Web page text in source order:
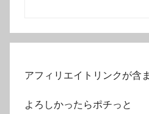
アフィリエイトリンクが含
よろしかったらポチっと